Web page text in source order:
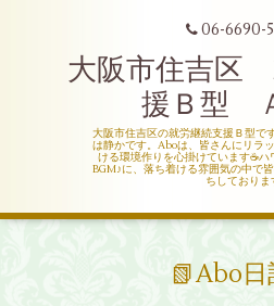
06-6690-
大阪市住吉区
援Ｂ型
大阪市住吉区の就労継続支援Ｂ型で
は静かです。Aboは、皆さんにリラ
ける環境作りを心掛けています☕
BGM♪に、落ち着ける雰囲気の中で
ちしておりま
📗Abo日